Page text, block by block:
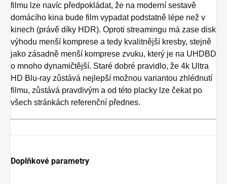
filmu lze navíc předpokládat, že na moderní sestavě
domácího kina bude film vypadat podstatně lépe než v
kinech (právě díky HDR). Oproti streamingu má zase disk
výhodu menší komprese a tedy kvalitnější kresby, stejně
jako zásadně menší komprese zvuku, který je na UHDBD
o mnoho dynamičtější. Staré dobré pravidlo, že 4k Ultra
HD Blu-ray zůstává nejlepší možnou variantou zhlédnutí
filmu, zůstává pravdivým a od této placky lze čekat po
všech stránkách referenční přednes.
Doplňkové parametry